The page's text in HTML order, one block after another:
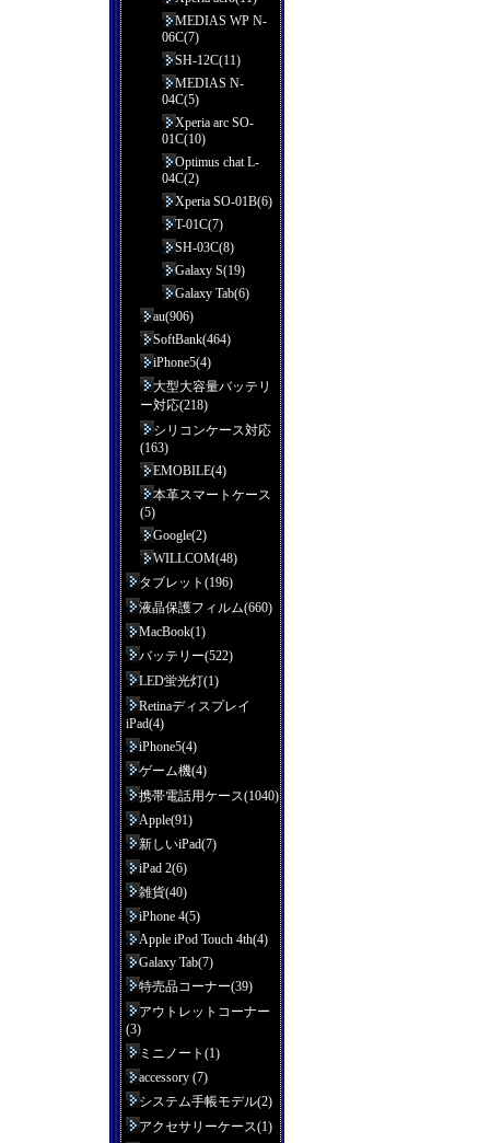
MEDIAS WP N-
06C(7)
SH-12C(11)
MEDIAS N-
04C(5)
Xperia arc SO-
01C(10)
Optimus chat L-
04C(2)
Xperia SO-01B(6)
T-01C(7)
SH-03C(8)
Galaxy S(19)
Galaxy Tab(6)
au(906)
SoftBank(464)
iPhone5(4)
大型大容量バッテリ
ー対応(218)
シリコンケース対応
(163)
EMOBILE(4)
本革スマートケース
(5)
Google(2)
WILLCOM(48)
タブレット(196)
液晶保護フィルム(660)
MacBook(1)
バッテリー(522)
LED蛍光灯(1)
Retinaディスプレイ
iPad(4)
iPhone5(4)
ゲーム機(4)
携帯電話用ケース(1040)
Apple(91)
新しいiPad(7)
iPad 2(6)
雑貨(40)
iPhone 4(5)
Apple iPod Touch 4th(4)
Galaxy Tab(7)
特売品コーナー(39)
アウトレットコーナー
(3)
ミニノート(1)
accessory (7)
システム手帳モデル(2)
アクセサリーケース(1)